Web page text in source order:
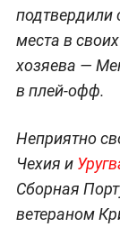
подтвердили
места в
хозяева —
в плей-офф.
Неприятно
Чехия и
Сборная
ветераном